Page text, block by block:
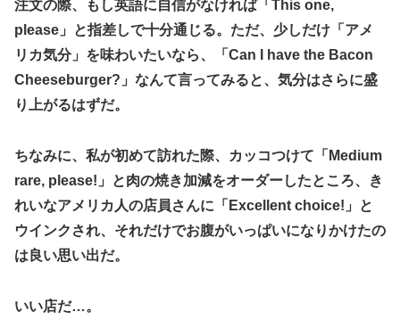
注文の際、もし英語に自信がなければ「This one,
please」と指差しで十分通じる。ただ、少しだけ「アメ
リカ気分」を味わいたいなら、「Can I have the Bacon
Cheeseburger?」なんて言ってみると、気分はさらに盛
り上がるはずだ。
ちなみに、私が初めて訪れた際、カッコつけて「Medium
rare, please!」と肉の焼き加減をオーダーしたところ、き
れいなアメリカ人の店員さんに「Excellent choice!」と
ウインクされ、それだけでお腹がいっぱいになりかけたの
は良い思い出だ。
いい店だ…。